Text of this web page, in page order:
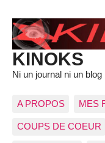
KINOKS
Ni un journal ni un
A PROPOS MES
COUPS DE COEUR